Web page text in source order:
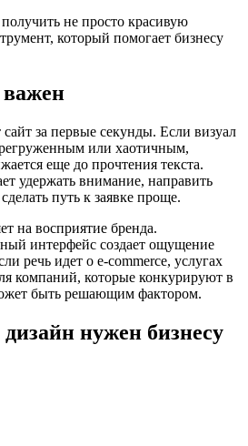
не просто красивую
который помогает бизнесу
сайт за первые секунды. Если визуал
или хаотичным,
еще до прочтения текста.
удержать внимание, направить
путь к заявке проще.
на восприятие бренда.
интерфейс создает ощущение
речь идет о e-commerce, услугах
компаний, которые конкурируют в
быть решающим фактором.